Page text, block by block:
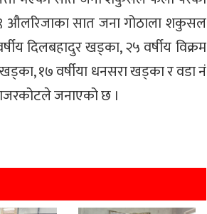
औलरिजाका सात जना गोठाला शकुसल
दिलबहादुर खड्का, २५ वर्षीय विक्रम
खड्का, १७ वर्षीया धनसरा खड्का र वडा नं
जनाएको छ ।